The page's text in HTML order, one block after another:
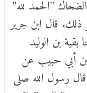
قال ابن جرير
بن الوليد
أبي حبيب عن
رسول الله صلى